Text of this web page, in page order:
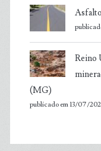
Reino
(MG)
publicado em 13/07/